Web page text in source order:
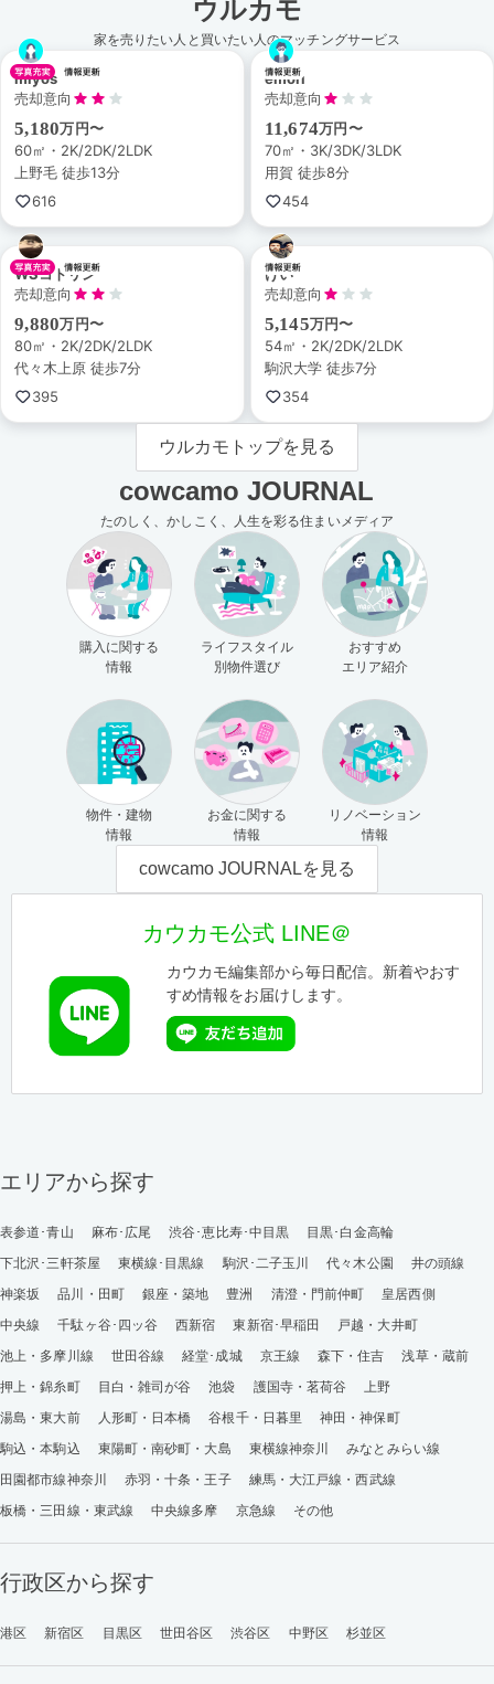
ウルカモ
家を売りたい人と買いたい人のマッチングサービス
miyos
売却意向
5,180万円〜
60㎡・2K/2DK/2LDK
上野毛 徒歩13分
616
emori
売却意向
11,674万円〜
70㎡・3K/3DK/3LDK
用賀 徒歩8分
454
WSコトリン
売却意向
9,880万円〜
80㎡・2K/2DK/2LDK
代々木上原 徒歩7分
395
けい
売却意向
5,145万円〜
54㎡・2K/2DK/2LDK
駒沢大学 徒歩7分
354
ウルカモトップを見る
cowcamo JOURNAL
たのしく、かしこく、人生を彩る住まいメディア
購入に関する
情報
ライフスタイル
別物件選び
おすすめ
エリア紹介
物件・建物
情報
お金に関する
情報
リノベーション
情報
cowcamo JOURNALを見る
カウカモ公式 LINE＠
カウカモ編集部から毎日配信。新着やおす
すめ情報をお届けします。
エリアから探す
表参道･青山 麻布･広尾 渋谷･恵比寿･中目黒
目黒･白金高輪
下北沢･三軒茶屋
東横線･目黒線 駒沢･二子玉川 代々木公園
井の頭線
神楽坂
品川・田町 銀座・築地 豊洲 清澄・門前仲町
皇居西側
中央線
千駄ヶ谷･四ッ谷 西新宿 東新宿･早稲田
戸越・大井町
池上・多摩川線
世田谷線 経堂･成城 京王線 森下・住吉
浅草・蔵前
押上・錦糸町
目白・雑司が谷 池袋 護国寺・茗荷谷
上野
湯島・東大前
人形町・日本橋 谷根千・日暮里
神田・神保町
駒込・本駒込
東陽町・南砂町・大島 東横線神奈川
みなとみらい線
田園都市線神奈川
赤羽・十条・王子
練馬・大江戸線・西武線
板橋・三田線・東武線
中央線多摩 京急線 その他
行政区から探す
港区 新宿区 目黒区 世田谷区 渋谷区 中野区 杉並区